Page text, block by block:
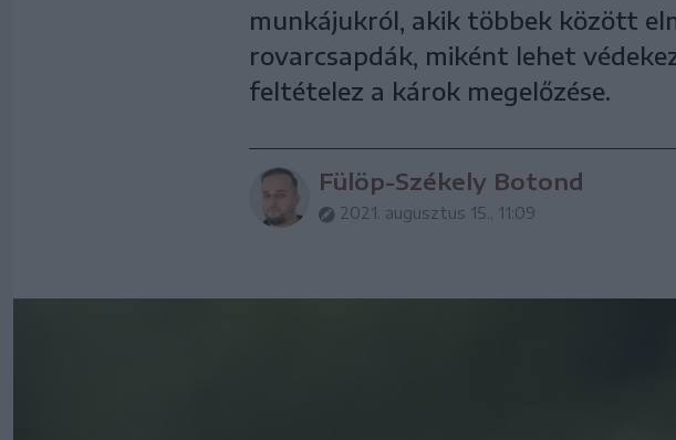
munkájukról, akik többek között
rovarcsapdák, miként lehet
feltételez a károk megelőzése.
Fülöp-Székely Botond
2021. augusztus 15., 11:09